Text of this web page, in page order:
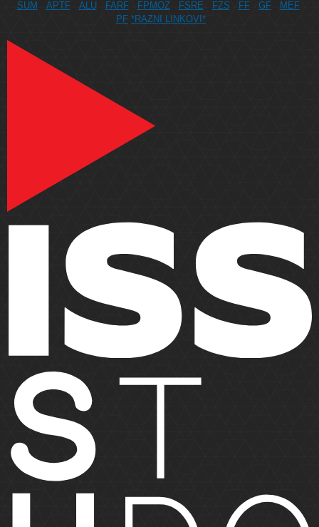
SUM APTF ALU FARF FPMOZ FSRE FZS FF GF
MEF
PF *RAZNI LINKOVI*